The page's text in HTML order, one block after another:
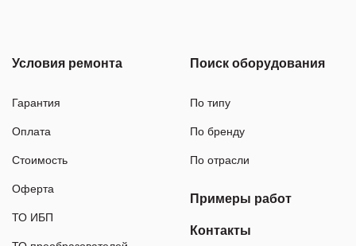
Условия ремонта
Гарантия
Оплата
Стоимость
Оферта
ТО ИБП
Поиск оборудования
По типу
По бренду
По отрасли
Примеры работ
Контакты